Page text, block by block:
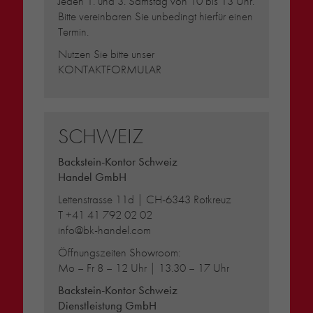
Bitte vereinbaren Sie unbedingt hierfür einen
Termin.
Nutzen Sie bitte unser
KONTAKTFORMULAR
SCHWEIZ
Backstein-Kontor Schweiz
Handel GmbH
Lettenstrasse 11d | CH-6343 Rotkreuz
T+41 41 792 02 02
info@bk-handel.com
Öffnungszeiten Showroom:
Mo – Fr 8 – 12 Uhr | 13.30 – 17 Uhr
Backstein-Kontor Schweiz
Dienstleistung GmbH